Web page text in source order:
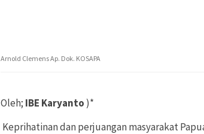
Arnold Clemens Ap. Dok. KOSAPA
Oleh; IBE Karyanto )*
Keprihatinan dan perjuangan masyarakat